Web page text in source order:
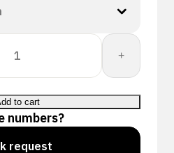
+
to cart
numbers?
request